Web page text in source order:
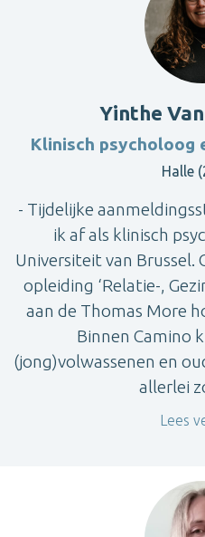
Yinthe
Klinisch psycholoog
Halle
- Tijdelijke
ik af als klinisch
Universiteit van
opleiding ‘Relatie-,
aan de Thomas More
Binnen Camino
(jong)volwassenen en
allerlei
Lees